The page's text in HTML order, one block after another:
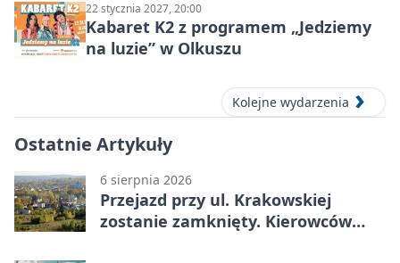
22 stycznia 2027, 20:00
Kabaret K2 z programem „Jedziemy
na luzie” w Olkuszu
Kolejne wydarzenia
Ostatnie Artykuły
6 sierpnia 2026
Przejazd przy ul. Krakowskiej
zostanie zamknięty. Kierowców